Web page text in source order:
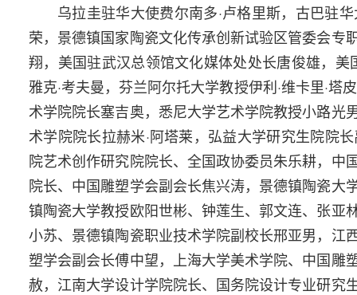
乌拉圭驻华大使费尔南多·卢格里斯，古巴驻
荣，景德镇国家陶瓷文化传承创新试验区管委会
翔，美国驻武汉总领馆文化媒体处处长唐俊雄，
雅克·考夫曼，芬兰阿尔托大学教授伊利·维卡里·
术学院院长塞吉奥，悉尼大学艺术学院教授小路光
术学院院长拉赫米·阿塔莱，弘益大学研究生院院
院艺术创作研究院院长、全国政协委员朱乐耕，
院长、中国雕塑学会副会长焦兴涛，景德镇陶瓷
镇陶瓷大学教授欧阳世彬、钟莲生、郭文连、张亚
小苏、景德镇陶瓷职业技术学院副校长邢亚男，江
塑学会副会长傅中望，上海大学美术学院、中国雕
赦，江南大学设计学院院长、国务院设计专业研究